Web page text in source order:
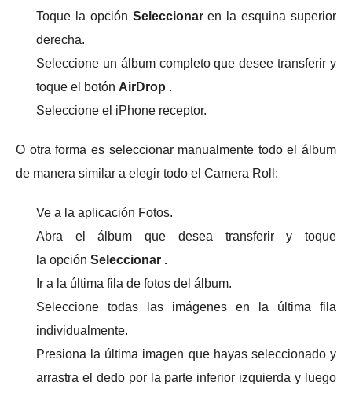
Toque la opción Seleccionaren la esquina superior
derecha.
Seleccione un álbum completo que desee transferir y
toque el botón AirDrop .
Seleccione el iPhone receptor.
O otra forma es seleccionar manualmente todo el álbum
de manera similar a elegir todo el Camera Roll:
Ve a la aplicación Fotos.
Abra el álbum que desea transferir y toque
la opción Seleccionar .
Ir a la última fila de fotos del álbum.
Seleccione todas las imágenes en la última fila
individualmente.
Presiona la última imagen que hayas seleccionado y
arrastra el dedo por la parte inferior izquierda y luego